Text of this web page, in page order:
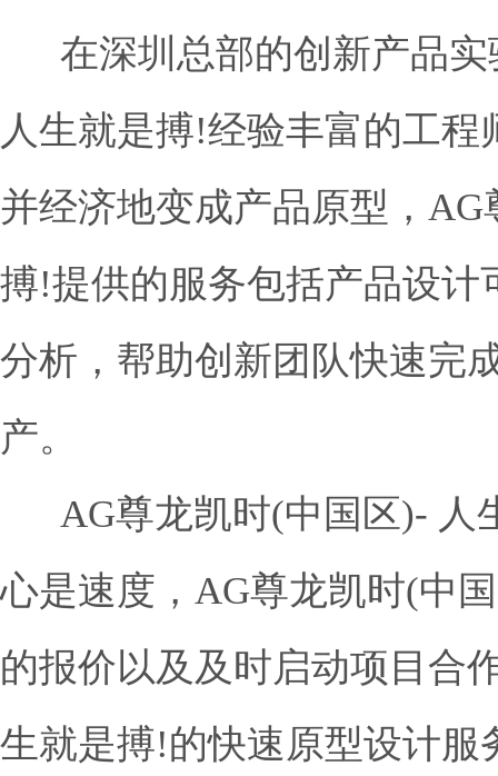
 在深圳总部的创新产
人生就是搏!经验丰富的工
并经济地变成产品原型，
搏!提供的服务包括产品设
分析，帮助创新团队快速
产。
AG尊龙凯时(中国区)- 人生就是
心是速度，AG尊龙凯时(中
的报价以及及时启动项目合
生就是搏!的快速原型设计